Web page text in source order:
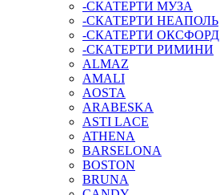
-СКАТЕРТИ МУЗА
-СКАТЕРТИ НЕАПОЛЬ
-СКАТЕРТИ ОКСФОРД
-СКАТЕРТИ РИМИНИ
ALMAZ
AMALI
AOSTA
ARABESKA
ASTI LACE
ATHENA
BARSELONA
BOSTON
BRUNA